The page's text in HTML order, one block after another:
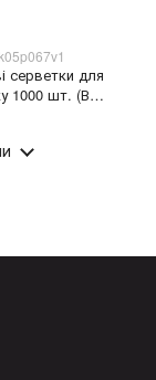
серветки для
1000 шт. (В
(1967)